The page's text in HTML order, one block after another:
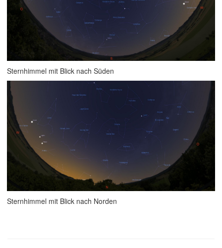
Sternhimmel mit Blick nach Süden
Sternhimmel mit Blick nach Norden